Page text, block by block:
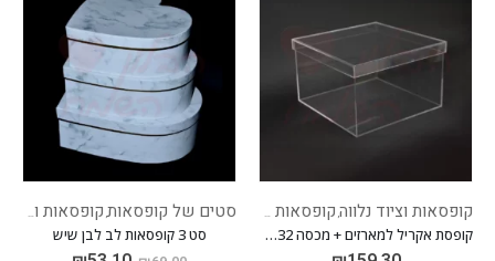
סטים של קופסאות,קופסאות וציוד נלווה
סט 3 קופסאות לב לבן שיש
סטים של קופסאות,קופסאות וציוד נלווה
סט 3 קופסאות לב שחור